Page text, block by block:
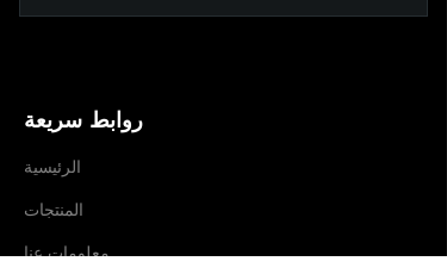
روابط سريعة
الرئيسية
المنتجات
معلومات عنا
AR